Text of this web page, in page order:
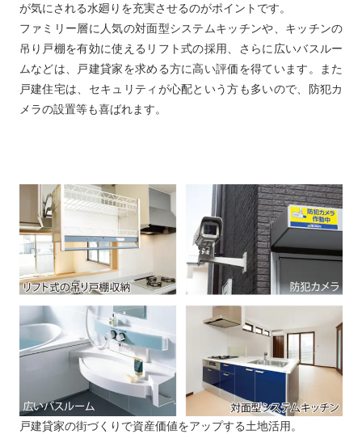
が気にされる水廻りを充実させるのがポイントです。
ファミリー層に人気の対面型システムキッチンや、キッチンの
吊り戸棚を有効に使えるリフト式の採用、さらに広いバスルー
ムなどは、戸建貸家を求める方に高い評価を得ています。また
戸建住宅は、セキュリティが心配という方も多いので、防犯カ
メラの設置等も喜ばれます。
戸建貸家の街づくりで資産価値をアップする土地活用。